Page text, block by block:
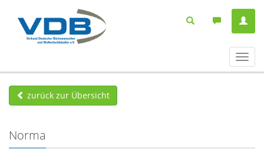
ein-/
zurück zur Übersicht
Norma